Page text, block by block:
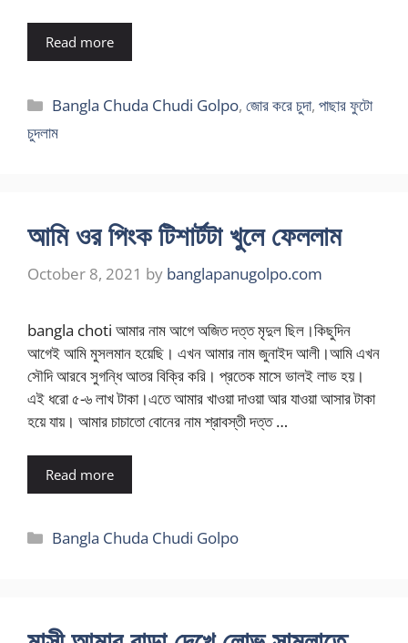
Read more
Categories
Bangla Chuda Chudi Golpo,জোর করে চুদা,পাছার ফুটো
চুদলাম
আমি ওর পিংক টিশার্টটা খুলে ফেললাম
October 8, 2021 by banglapanugolpo.com
bangla choti আমার নাম আগে অজিত দত্ত মৃদুল ছিল।কিছুদিন
আগেই আমি মুসলমান হয়েছি। এখন আমার নাম জুনাইদ আলী।আমি এখন
সৌদি আরবে সুগন্ধি আতর বিক্রি করি। প্রতেক মাসে ভালই লাভ হয়।
এই ধরো ৫-৬ লাখ টাকা।এতে আমার খাওয়া দাওয়া আর যাওয়া আসার টাকা
হয়ে যায়। আমার চাচাতো বোনের নাম শ্রাবস্তী দত্ত …
Read more
Categories
Bangla Chuda Chudi Golpo